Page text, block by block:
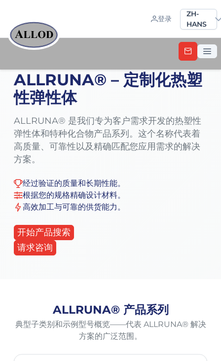
登录
Sprache
ZH-
HANS
ALLRUNA® – 定制化热塑
性弹性体
ALLRUNA® 是我们专为客户需求开发的热塑性
弹性体和特种化合物产品系列。这个名称代表着
高质量、可靠性以及精确匹配您应用需求的解决
方案。
经过验证的质量和长期性能。
根据您的规格精确设计材料。
高效加工与可靠的供货能力。
开始产品搜索
请求咨询
ALLRUNA® 产品系列
典型子类别和示例型号概览——代表 ALLRUNA® 解决
方案的广泛范围。